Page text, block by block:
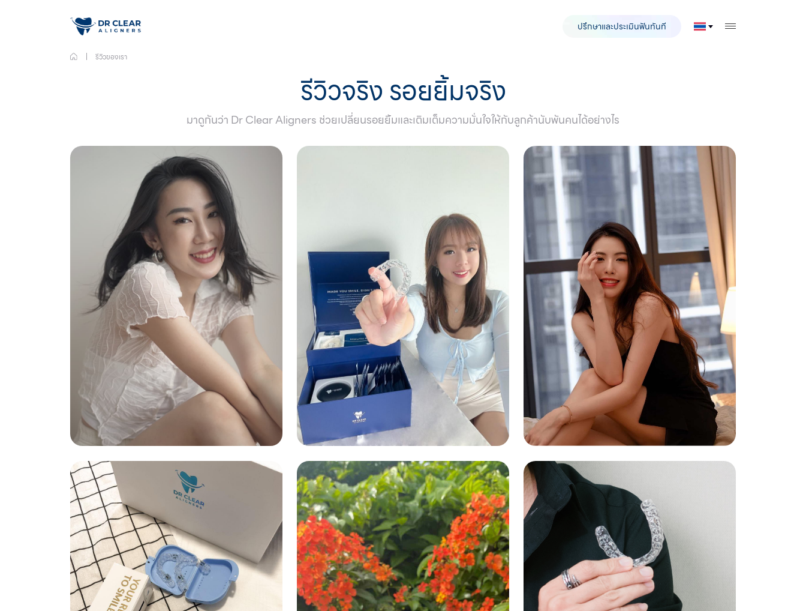
ปรึกษาและประเมินฟันทันที TOGGLE MOBILE
รีวิวของเรา
รีวิวจริง รอยยิ้มจริง
มาดูกันว่า Dr Clear Aligners ช่วยเปลี่ยนรอยยิ้มและเติมเต็มความมั่นใจให้กับลูกค้านับพันคนได้อย่างไร